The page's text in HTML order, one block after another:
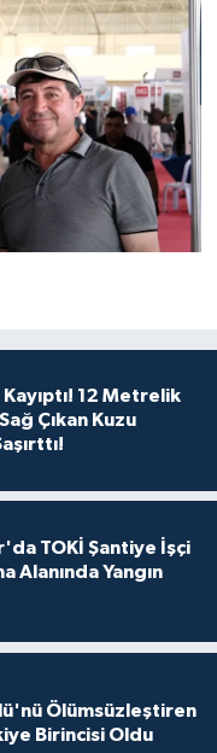
12 Metrelik
Çıkan Kuzu
TOKİ Şantiye İşçi
Alanında Yangın
Ölümsüzleştiren
Birincisi Oldu